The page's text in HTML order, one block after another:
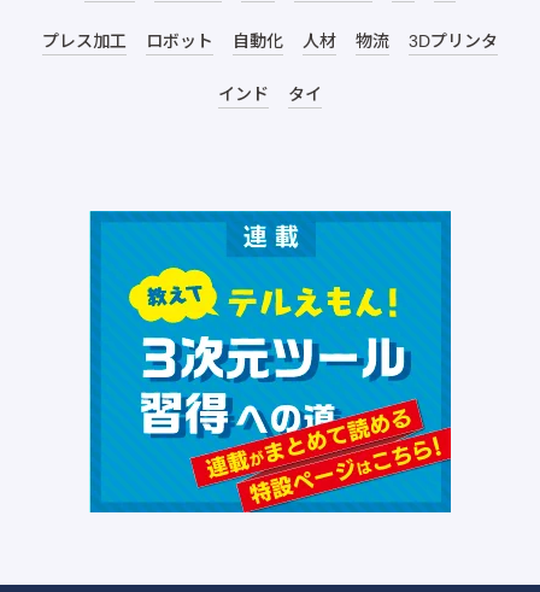
プレス加工 ロボット 自動化 人材 物流 3Dプリンタ
インド タイ